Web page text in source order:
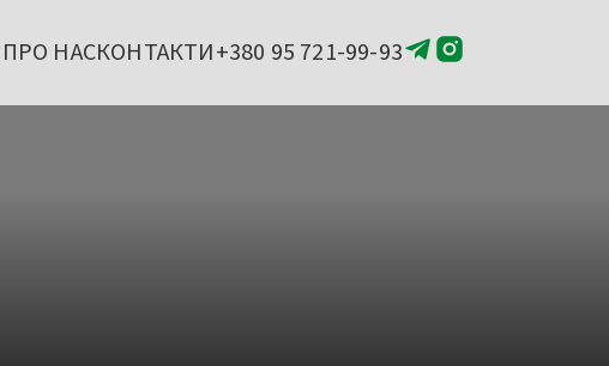
ПРО НАСКОНТАКТИ+380 95 721-99-93